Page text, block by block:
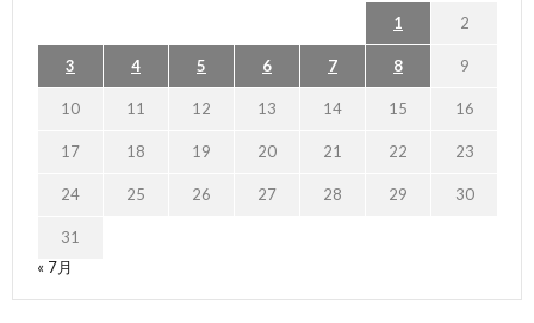
1 2
3 4 5 6 7 8 9
10 11 12 13 14 15 16
17 18 19 20 21 22 23
24 25 26 27 28 29 30
31
« 7月